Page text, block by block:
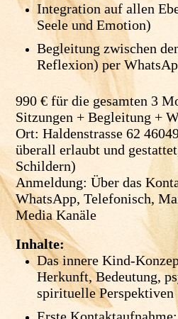
Integration auf allen
Seele und Emotion)
Begleitung zwischen
Reflexion) per
990 € für die gesamten 3
Sitzungen + Begleitung +
Ort: Haldenstrasse 62
überall erlaubt und
Schildern)
Anmeldung: Über das
WhatsApp, Telefonisch,
Media Kanäle
Inhalte:
Das innere Kind-
Herkunft, Bedeutung,
spirituelle Perspektiven